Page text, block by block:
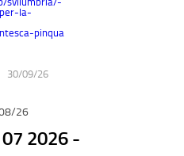
la-
pinqua
30/09/26
26
07 2026 -